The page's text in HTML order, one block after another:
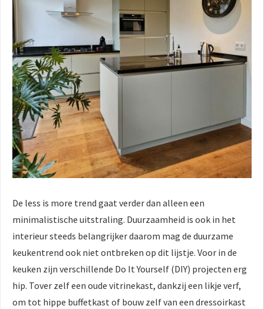
De less is more trend gaat verder dan alleen een
minimalistische uitstraling. Duurzaamheid is ook in het
interieur steeds belangrijker daarom mag de duurzame
keukentrend ook niet ontbreken op dit lijstje. Voor in de
keuken zijn verschillende Do It Yourself (DIY) projecten erg
hip. Tover zelf een oude vitrinekast, dankzij een likje verf,
om tot hippe buffetkast of bouw zelf van een dressoirkast